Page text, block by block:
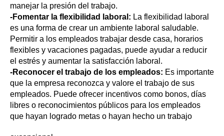
manejar la presión del trabajo.
-Fomentar la flexibilidad laboral: La flexibilidad laboral
es una forma de crear un ambiente laboral saludable.
Permitir a los empleados trabajar desde casa, horarios
flexibles y vacaciones pagadas, puede ayudar a reducir
el estrés y aumentar la satisfacción laboral.
-Reconocer el trabajo de los empleados: Es importante
que la empresa reconozca y valore el trabajo de sus
empleados. Puede ofrecer incentivos como bonos, días
libres o reconocimientos públicos para los empleados
que hayan logrado metas o hayan hecho un trabajo